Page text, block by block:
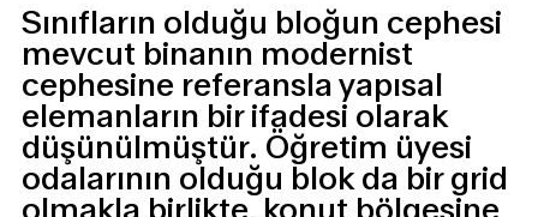
Sınıfların olduğu bloğun cephesi
mevcut binanın modernist
cephesine referansla yapısal
elemanların bir ifadesi olarak
düşünülmüştür. Öğretim üyesi
odalarının olduğu blok da bir grid
olmakla birlikte, konut bölgesine